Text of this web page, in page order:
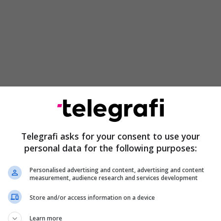
i shumëfishtë - me energji elektrike, dru dhe
shtëpia është e pajisur edhe me
fleksibilitet dhe rehati në çdo stinë.
prej 5 Ari, me hapësirë të mjaftueshme për
Në pjesën e jashtme përfshihet pishinë dhe
e plotësojnë konceptin e jetesës komode dhe
Telegrafi asks for your consent to use your
personal data for the following purposes:
Personalised advertising and content, advertising and content
measurement, audience research and services development
Store and/or access information on a device
Learn more